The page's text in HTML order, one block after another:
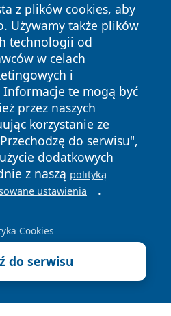
z plików cookies, aby
Używamy także plików
technologii od
w celach
i
Informacje te mogą być
przez naszych
korzystanie ze
do serwisu",
dodatkowych
z naszą polityką
ustawienia .
Cookies
do serwisu
Wszystkie prawa
Polityka
Cookies